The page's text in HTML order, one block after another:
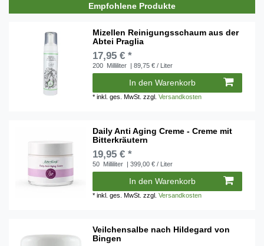
Empfohlene Produkte
Mizellen Reinigungsschaum aus der
Abtei Praglia
17,95 € *
200 Milliliter | 89,75 € / Liter
In den Warenkorb
*inkl. ges. MwSt. zzgl.Versandkosten
Daily Anti Aging Creme - Creme mit
Bitterkräutern
19,95 € *
50 Milliliter | 399,00 € / Liter
In den Warenkorb
*inkl. ges. MwSt. zzgl.Versandkosten
Veilchensalbe nach Hildegard von
Bingen